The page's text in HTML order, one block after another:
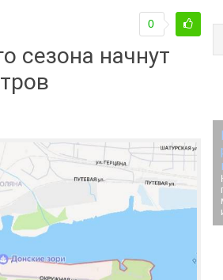
АЗС и около двух десятков
два малыша из Шахт
сезона начнут
0